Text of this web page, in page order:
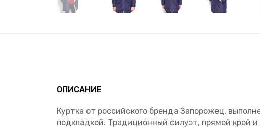
ОПИСАНИЕ
Куртка от российского бренда Запорожец,
подкладкой. Традиционный силуэт, прямой крой